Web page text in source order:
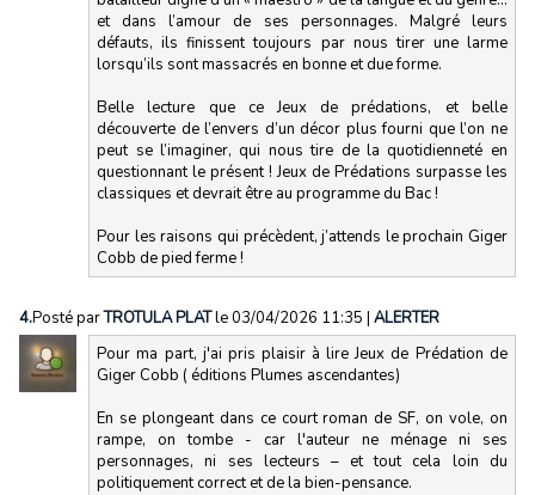
et dans l’amour de ses personnages. Malgré leurs
défauts, ils finissent toujours par nous tirer une larme
lorsqu’ils sont massacrés en bonne et due forme.
Belle lecture que ce Jeux de prédations, et belle
découverte de l’envers d’un décor plus fourni que l’on ne
peut se l’imaginer, qui nous tire de la quotidienneté en
questionnant le présent ! Jeux de Prédations surpasse les
classiques et devrait être au programme du Bac !
Pour les raisons qui précèdent, j’attends le prochain Giger
Cobb de pied ferme !
4.Posté parTROTULA PLATle 03/04/2026 11:35 | ALERTER
Pour ma part, j'ai pris plaisir à lire Jeux de Prédation de
Giger Cobb ( éditions Plumes ascendantes)
En se plongeant dans ce court roman de SF, on vole, on
rampe, on tombe - car l'auteur ne ménage ni ses
personnages, ni ses lecteurs – et tout cela loin du
politiquement correct et de la bien-pensance.